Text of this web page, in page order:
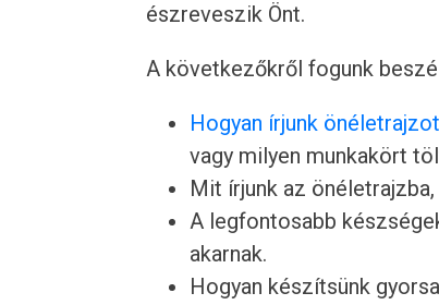
észreveszik Önt.
A következőkről fogunk
Hogyan írjunk önéletrajzot
vagy milyen munkakört
Mit írjunk az
A legfontosabb
akarnak.
Hogyan készítsünk